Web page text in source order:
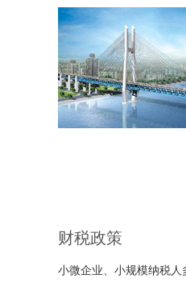
财税政策
小微企业、小规模纳税